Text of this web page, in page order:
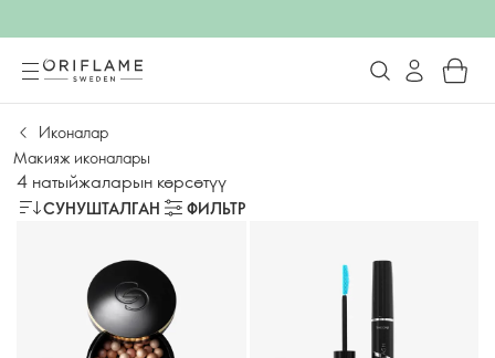
Иконалар
Макияж иконалары
4 натыйжаларын көрсөтүү
СУНУШТАЛГАН ФИЛЬТР